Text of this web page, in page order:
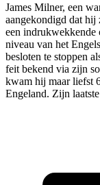
James Milner, een
aangekondigd dat hij
een indrukwekkende
niveau van het
besloten te stoppen
feit bekend via zijn
kwam hij maar liefst
Engeland. Zijn